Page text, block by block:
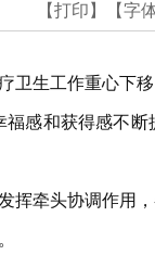
【打印】 【字
卫生工作重心下
感和获得感不
挥牵头协调作用